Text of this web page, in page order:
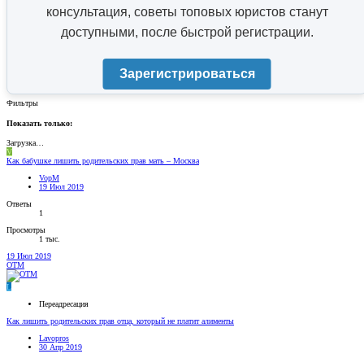
консультация, советы топовых юристов станут
доступными, после быстрой регистрации.
Зарегистрироваться
Фильтры
Показать только:
Загрузка…
V
Как бабушке лишить родительских прав мать – Москва
VopM
19 Июл 2019
Ответы
1
Просмотры
1 тыс.
19 Июл 2019
OTM
L
Переадресация
Как лишить родительских прав отца, который не платит алименты
Lavopros
30 Апр 2019